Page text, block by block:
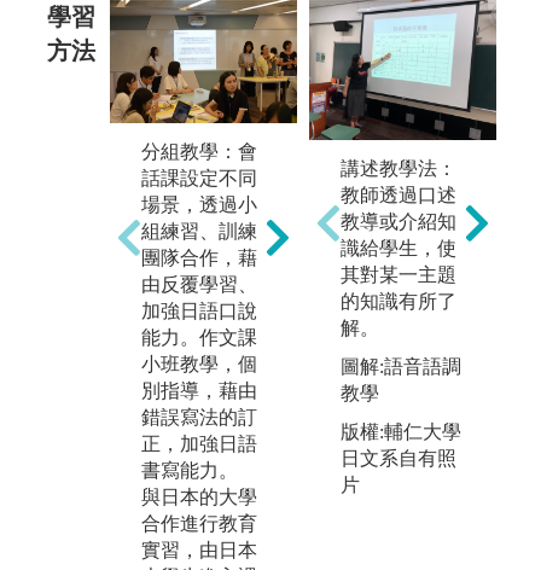
學習
方法
分組教學：會
話課設定不同
場景，透過小
組練習、訓練
團隊合作，藉
由反覆學習、
加強日語口說
能力。作文課
小班教學，個
別指導，藉由
錯誤寫法的訂
正，加強日語
書寫能力。
與日本的大學
合作進行教育
實習，由日本
驗：藉由日本
茶道、日本太
鼓、日本動
漫、日本花
道、日語卡
拉、日本和服
等活動，體驗
學習日本文
化。
講述教學法：
教師透過口述
教導或介紹知
識給學生，使
其對某一主題
的知識有所了
解。
圖解:語音語調
教學
版權:輔仁大學
日文系自有照
片